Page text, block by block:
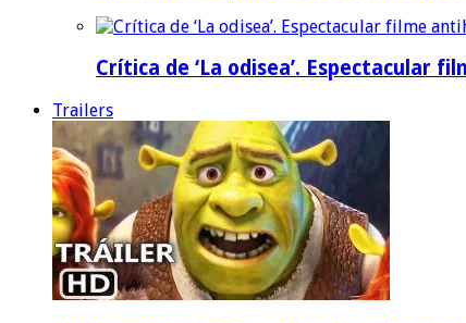
Crítica de ‘La odisea’. Espectacular
Trailers